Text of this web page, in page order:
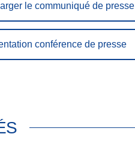
le communiqué de presse
conférence de presse